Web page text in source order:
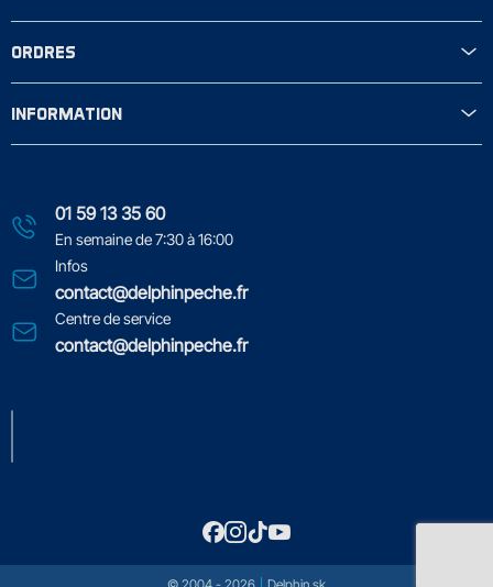
01 59 13 35 60
En semaine de 7:30 à 16:00
Infos
contact@delphinpeche.fr
Centre de service
contact@delphinpeche.fr
ORDRES
INFORMATION